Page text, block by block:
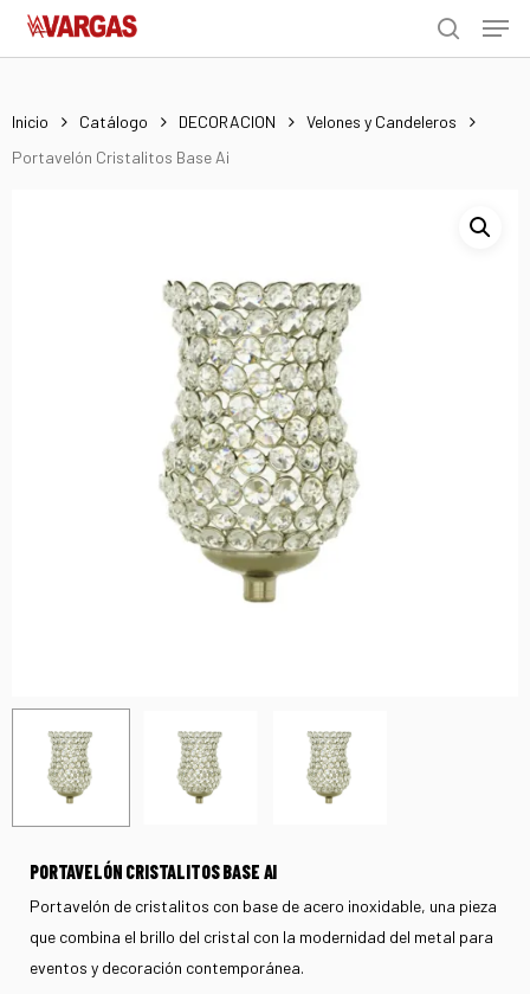
Skip
search
Menu
Inicio Catálogo DECORACION
Velones y Candeleros
Portavelón Cristalitos Base Ai
PORTAVELÓN CRISTALITOS BASE AI
Portavelón de cristalitos con base de acero inoxidable, una pieza
que combina el brillo del cristal con la modernidad del metal para
eventos y decoración contemporánea.